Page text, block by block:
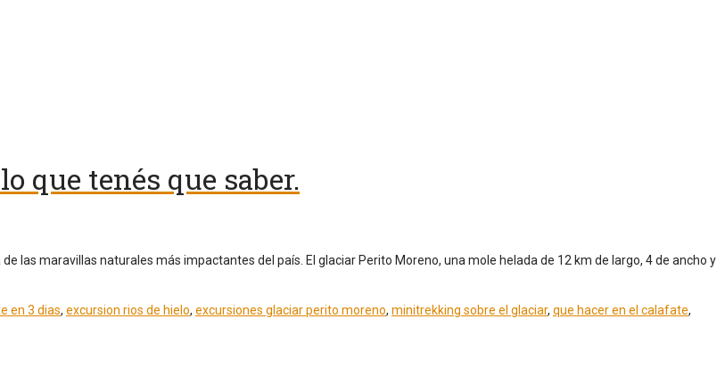
que tenés que saber.
las maravillas naturales más impactantes del país. El glaciar Perito Moreno, una mole helada de 12 km de largo, 4 de ancho y
en 3 dias, excursion rios de hielo, excursiones glaciar perito moreno, minitrekking sobre el glaciar, que hacer en el calafate,